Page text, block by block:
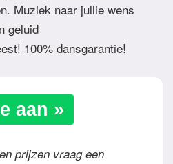
Muziek naar jullie wens
geluid
100% dansgarantie!
aan »
prijzen vraag een